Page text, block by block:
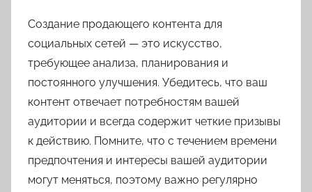
Создание продающего контента для
социальных сетей — это искусство,
требующее анализа, планирования и
постоянного улучшения. Убедитесь, что ваш
контент отвечает потребностям вашей
аудитории и всегда содержит четкие призывы
к действию. Помните, что с течением времени
предпочтения и интересы вашей аудитории
могут меняться, поэтому важно регулярно